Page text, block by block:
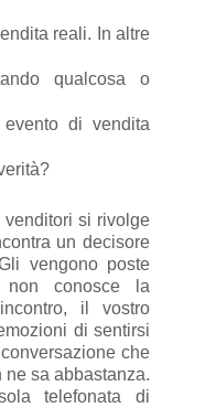
reali. In altre
qualcosa o
di vendita
si rivolge
un decisore
vengono poste
conosce la
il vostro
di sentirsi
che
ne sa abbastanza.
telefonata di